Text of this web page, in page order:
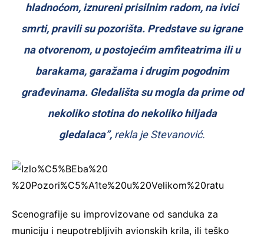
hladnoćom, iznureni prisilnim radom, na ivici
smrti, pravili su pozorišta. Predstave su igrane
na otvorenom, u postojećim amfiteatrima ili u
barakama, garažama i drugim pogodnim
građevinama. Gledališta su mogla da prime od
nekoliko stotina do nekoliko hiljada
gledalaca”, rekla je Stevanović.
Scenografije su improvizovane od sanduka za
municiju i neupotrebljivih avionskih krila, ili teško